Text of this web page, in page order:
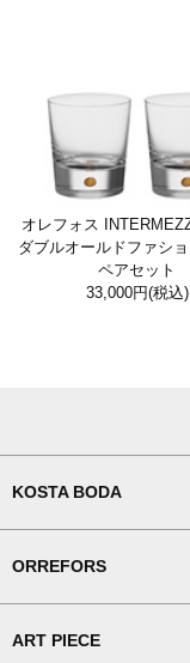
オレフォス
ダブルオールドファシ
ペアセット
33,000円(税込)
KOSTA BODA
ORREFORS
ART PIECE